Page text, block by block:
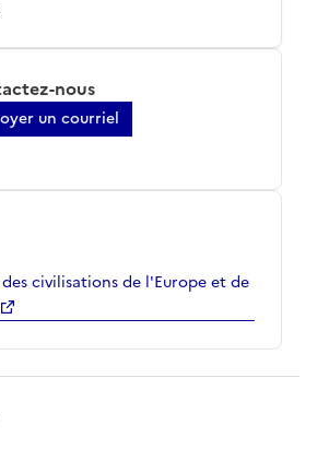
nous
un courriel
civilisations de l'Europe et de